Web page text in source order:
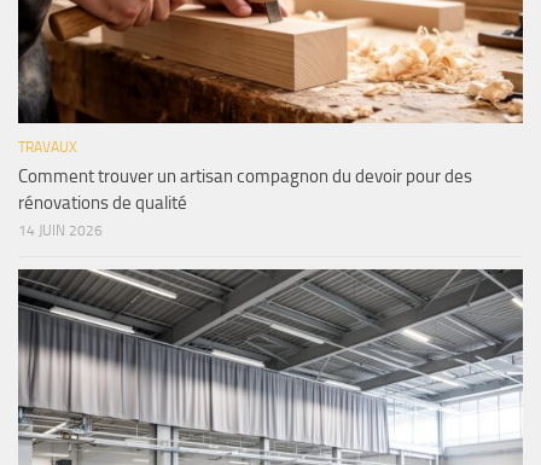
TRAVAUX
Comment trouver un artisan compagnon du devoir pour des
rénovations de qualité
14 JUIN 2026